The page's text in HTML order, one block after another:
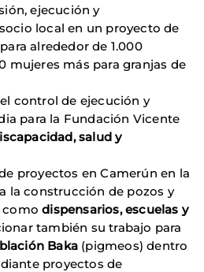
ejecución y
local en un proyecto de
alrededor de 1.000
mujeres más para granjas de
control de ejecución y
para la Fundación Vicente
salud y
proyectos en Camerún en la
la construcción de pozos y
comodispensarios, escuelas y
también su trabajo para
Baka (pigmeos) dentro
proyectos de